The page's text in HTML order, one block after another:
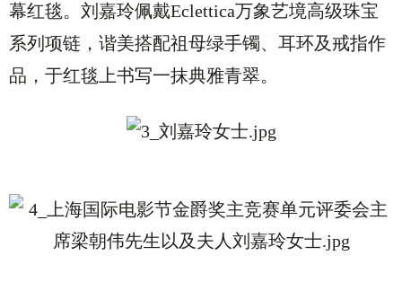
幕红毯。刘嘉玲佩戴Eclettica万象艺境高级珠宝
系列项链，谐美搭配祖母绿手镯、耳环及戒指作
品，于红毯上书写一抹典雅青翠。